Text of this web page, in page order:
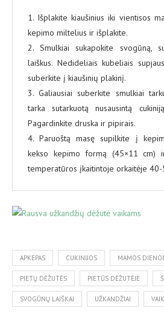
1. Išplakite kiaušinius iki vientisos
kepimo miltelius ir išplakite.
2. Smulkiai sukapokite svogūną,
laiškus. Nedideliais kubeliais
suberkite į kiaušinių plakinį.
3. Galiausiai suberkite smulkiai
tarka sutarkuotą nusausintą
Pagardinkite druska ir pipirais.
4. Paruoštą masę supilkite į
kekso kepimo formą (45×11 cm)
temperatūros įkaitintoje orkaitėje 40-
APKEPAS CUKINIJOS MAMOS
PIETŲ DĖŽUTĖS PIETŪS DĖŽUTĖJE
SVOGŪNŲ LAIŠKAI UŽKANDŽIAI